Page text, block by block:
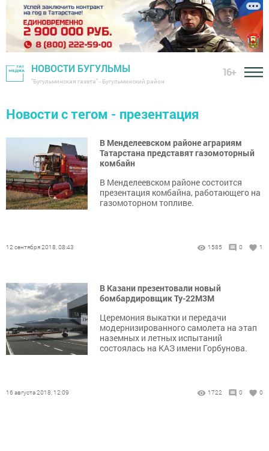
НОВОСТИ БУГУЛЬМЫ
"Бугульминская газета" - Бугульминский район
16+
Новости с тегом - презентация
В Менделеевском районе аграриям
Татарстана представят газомоторный
комбайн
В Менделеевском районе состоится
презентация комбайна, работающего на
газомоторном топливе.
12 сентября 2018, 08:43 1585 0 1
В Казани презентовали новый
бомбардировщик Ту-22М3М
Церемония выкатки и передачи
модернизированного самолета на этап
наземных и летных испытаний
состоялась на КАЗ имени Горбунова.
16 августа 2018, 12:09 1722 0 0